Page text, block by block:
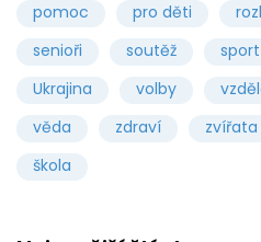
pomoc
pro děti
senioři
soutěž sport
Ukrajina
volby
věda
zdraví zvířata
škola